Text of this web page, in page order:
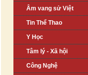
Âm vang sử Việt
Tin Thể Thao
Y Học
Tâm lý - Xã hội
Công Nghệ